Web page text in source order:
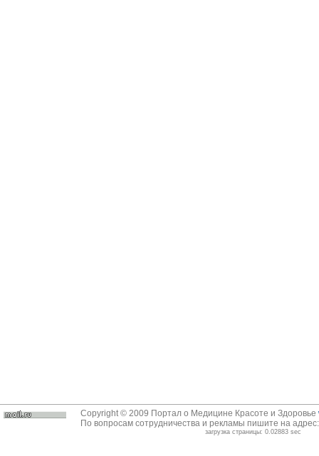
Copyright © 2009 Портал о Медицине Красоте и Здоровье
По вопросам сотрудничества и рекламы пишите на
загрузка страницы: 0.02883 sec